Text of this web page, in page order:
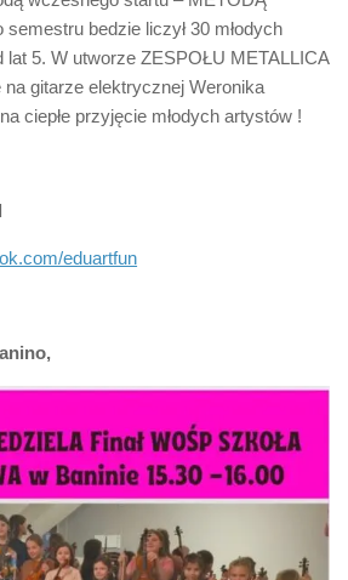
bedzie liczył 30 młodych
5. W utworze ZESPOŁU METALLICA
gitarze elektrycznej Weronika
ciepłe przyjęcie młodych artystów !
eduartfun